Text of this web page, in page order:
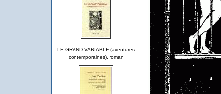
LE GRAND VARIABLE (aventures
contemporaines), roman